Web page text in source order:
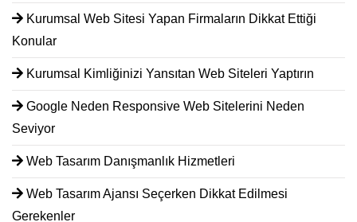
Kurumsal Web Sitesi Yapan Firmaların Dikkat Ettiği
Konular
Kurumsal Kimliğinizi Yansıtan Web Siteleri Yaptırın
Google Neden Responsive Web Sitelerini Neden
Seviyor
Web Tasarım Danışmanlık Hizmetleri
Web Tasarım Ajansı Seçerken Dikkat Edilmesi
Gerekenler